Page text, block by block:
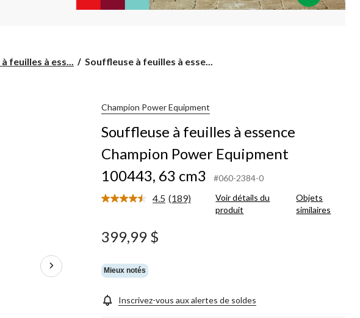
feuilles à ess...
Souffleuse
essence
Power
100443,
Souffleuse à feuilles à esse...
Champion Power Equipment
Souffleuse à feuilles à essence
Champion Power Equipment
100443, 63 cm3
#060-2384-0
4.5 Lire
(189)
Voir détails du
produit
Objets
similaires
399,99 $
Mieux notés
Inscrivez-vous aux alertes de soldes